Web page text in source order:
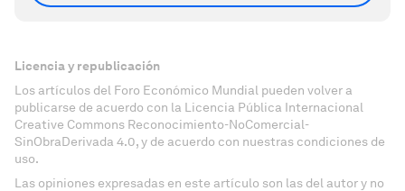
Licencia y republicación
Los artículos del Foro Económico Mundial pueden volver a
publicarse de acuerdo con la Licencia Pública Internacional
Creative Commons Reconocimiento-NoComercial-
SinObraDerivada 4.0, y de acuerdo con nuestras condiciones de
uso.
Las opiniones expresadas en este artículo son las del autor y no